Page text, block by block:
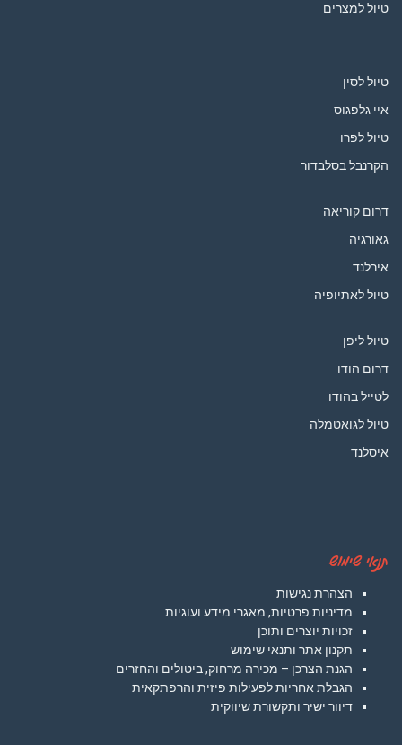
טיול למצרים
טיול לסין
איי גלפגוס
טיול לפרו
הקרנבל בסלבדור
דרום קוריאה
גאורגיה
אירלנד
טיול לאתיופיה
טיול ליפן
דרום הודו
לטייל בהודו
טיול לגואטמלה
איסלנד
תנאי שימוש
הצהרת נגישות
מדיניות פרטיות, מאגרי מידע ועוגיות
זכויות יוצרים ותוכן
תקנון אתר ותנאי שימוש
הגנת הצרכן – מכירה מרחוק, ביטולים והחזרים
הגבלת אחריות לפעילות פיזית והרפתקאית
דיוור ישיר ותקשורת שיווקית